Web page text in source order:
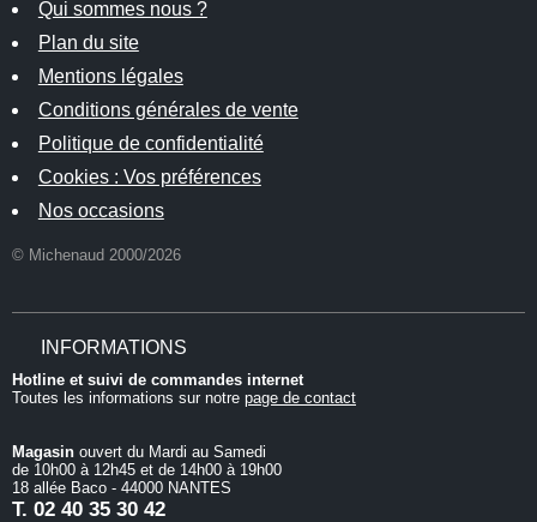
Qui sommes nous ?
Plan du site
Mentions légales
Conditions générales de vente
Politique de confidentialité
Cookies : Vos préférences
Nos occasions
© Michenaud 2000/2026
INFORMATIONS
Hotline et suivi de commandes internet
Toutes les informations sur notre page de contact
Magasin ouvert du Mardi au Samedi
de 10h00 à 12h45 et de 14h00 à 19h00
18 allée Baco - 44000 NANTES
T. 02 40 35 30 42